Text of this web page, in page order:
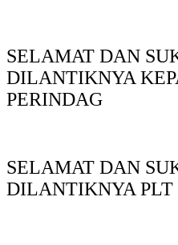
SELAMAT DAN
DILANTIKNYA
PERINDAG
SELAMAT DAN
DILANTIKNYA PLT